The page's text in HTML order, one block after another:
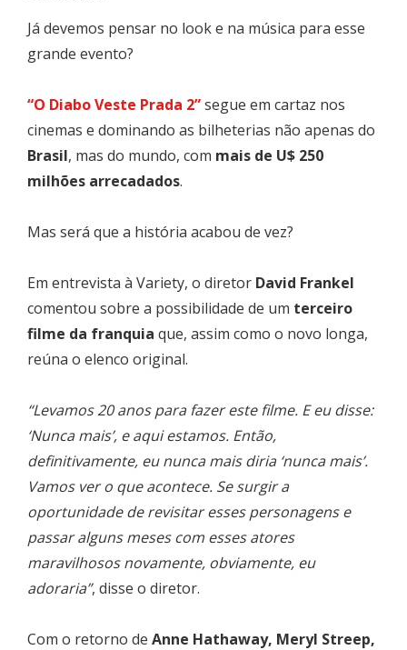
Já devemos pensar no look e na música para esse
grande evento?
“O Diabo Veste Prada 2”segue em cartaz nos
cinemas e dominando as bilheterias não apenas do
Brasil, mas do mundo, com mais de U$ 250
milhões arrecadados.
Mas será que a história acabou de vez?
Em entrevista à Variety, o diretor David Frankel
comentou sobre a possibilidade de um terceiro
filme da franquia que, assim como o novo longa,
reúna o elenco original.
“Levamos 20 anos para fazer este filme. E eu disse:
‘Nunca mais’, e aqui estamos. Então,
definitivamente, eu nunca mais diria ‘nunca mais’.
Vamos ver o que acontece. Se surgir a
oportunidade de revisitar esses personagens e
passar alguns meses com esses atores
maravilhosos novamente, obviamente, eu
adoraria”, disse o diretor.
Com o retorno de Anne Hathaway, Meryl Streep,